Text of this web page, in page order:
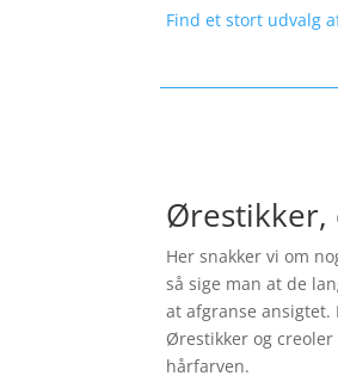
Find et stort udvalg
Ørestikker,
Her snakker vi om
så sige man at de
at afgranse
Ørestikker og
hårfarven.